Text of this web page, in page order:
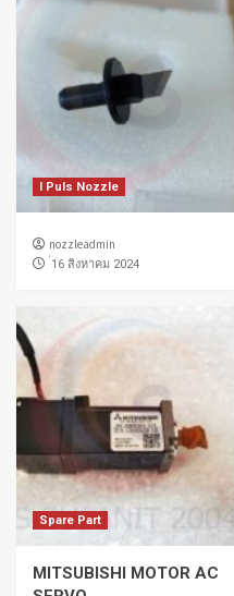
I Puls Nozzle
nozzleadmin
่16 สิงหาคม 2024
Spare Part
MITSUBISHI MOTOR AC